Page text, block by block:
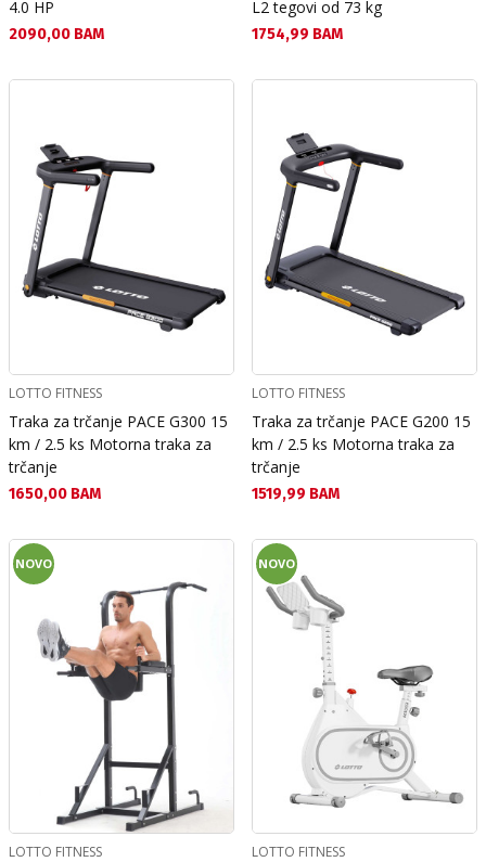
4.0 HP
Текуща цена:
2090,00 BAM
L2 tegovi od 73 kg
Текуща цена:
1754,99 BAM
LOTTO FITNESS
Traka za trčanje PACE G300 15
km / 2.5 ks Motorna traka za
trčanje
Текуща цена:
1650,00 BAM
LOTTO FITNESS
Traka za trčanje PACE G200 15
km / 2.5 ks Motorna traka za
trčanje
Текуща цена:
1519,99 BAM
NOVO
LOTTO FITNESS
NOVO
LOTTO FITNESS